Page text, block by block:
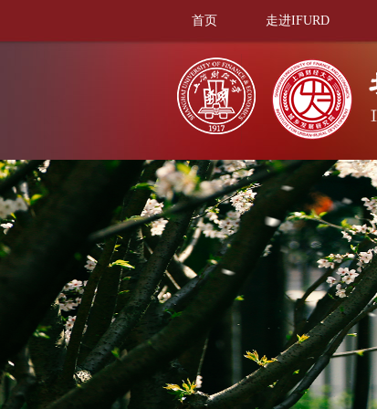
首页 走进IFURD